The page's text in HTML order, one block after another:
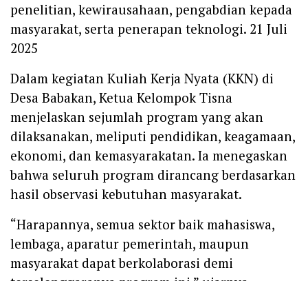
penelitian, kewirausahaan, pengabdian kepada
masyarakat, serta penerapan teknologi. 21 Juli
2025
Dalam kegiatan Kuliah Kerja Nyata (KKN) di
Desa Babakan, Ketua Kelompok Tisna
menjelaskan sejumlah program yang akan
dilaksanakan, meliputi pendidikan, keagamaan,
ekonomi, dan kemasyarakatan. Ia menegaskan
bahwa seluruh program dirancang berdasarkan
hasil observasi kebutuhan masyarakat.
“Harapannya, semua sektor baik mahasiswa,
lembaga, aparatur pemerintah, maupun
masyarakat dapat berkolaborasi demi